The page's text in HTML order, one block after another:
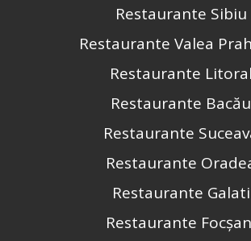
Restaurante Sibiu
Restaurante Valea
Restaurante Litoral
Restaurante Bacău
Restaurante
Restaurante
Restaurante Galati
Restaurante